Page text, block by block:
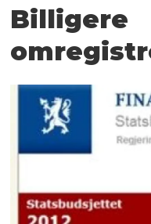
Billigere